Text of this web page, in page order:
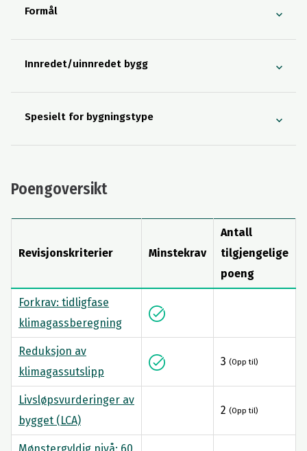
Formål
Innredet/uinnredet bygg
Spesielt for bygningstype
Poengoversikt
Revisjonskriterier Minstekrav
Antall
tilgjengelige
poeng
Forkrav: tidligfase
klimagassberegning
Reduksjon av
klimagassutslipp
3 (Opp til)
Livsløpsvurderinger av
bygget (LCA)
2 (Opp til)